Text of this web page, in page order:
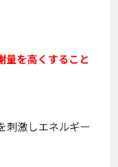
量を高くすること
刺激しエネルギー